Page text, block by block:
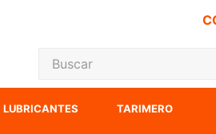
Buscar
LUBRICANTES TARIMERO
TÉRMINOS